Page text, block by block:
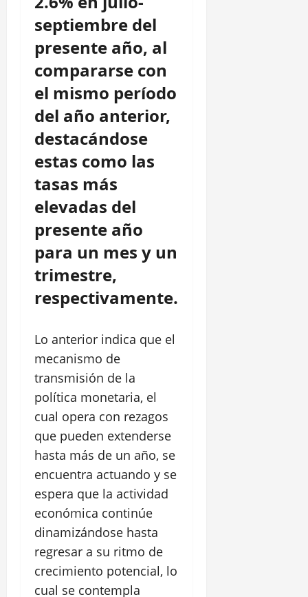
septiembre del
presente año, al
compararse con
el mismo período
del año anterior,
destacándose
estas como las
tasas más
elevadas del
presente año
para un mes y un
trimestre,
respectivamente.
Lo anterior indica que el
mecanismo de
transmisión de la
política monetaria, el
cual opera con rezagos
que pueden extenderse
hasta más de un año, se
encuentra actuando y se
espera que la actividad
económica continúe
dinamizándose hasta
regresar a su ritmo de
crecimiento potencial, lo
cual se contempla